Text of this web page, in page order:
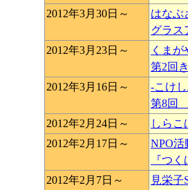
2012年3月30日～
はなぶ
グラス
2012年3月23日～
くま
第2回
2012年3月16日～
-こけ
第8回
2012年2月24日～
しらこ
2012年2月17日～
NPO活
『つ
2012年2月7日～
見栄